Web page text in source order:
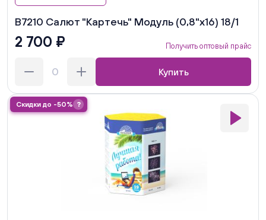
В7210 Салют "Картечь" Модуль (0,8"х16) 18/1
2 700 ₽ Получить оптовый прайс
Купить
Скидки до -50% ?